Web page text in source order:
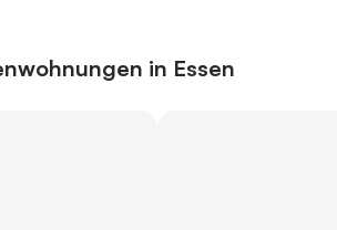
in Essen